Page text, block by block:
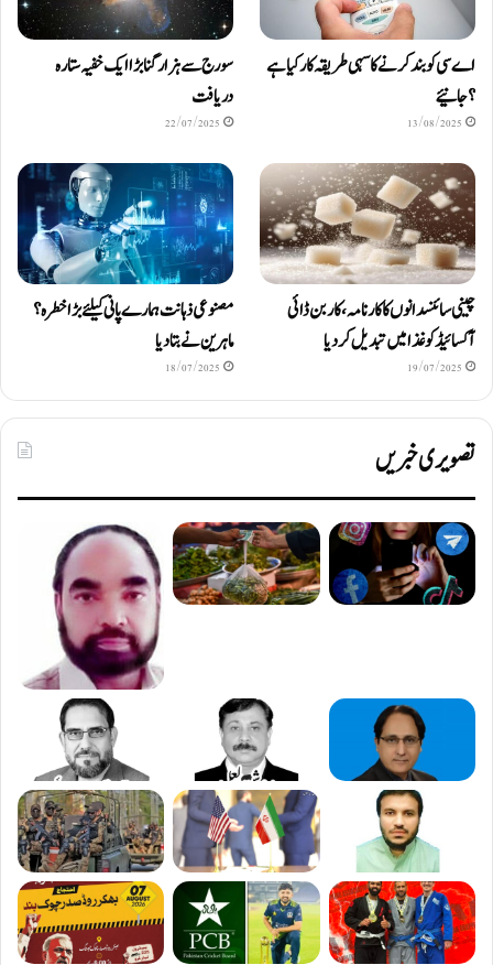
اے سی کو بند کرنے کا سہی طریقہ کار کیا ہے
؟ جانیئے
13/08/2025
سورج سے ہزار گنا بڑا ایک خفیہ ستارہ
دریافت
22/07/2025
چینی سائنسدانوں کا کارنامہ، کاربن ڈائی
آکسائیڈ کو غذا میں تبدیل کردیا
19/07/2025
مصنوعی ذہانت ہمارے پانی کیلئے بڑا خطرہ؟
ماہرین نے بتا دیا
18/07/2025
تصویری خبریں